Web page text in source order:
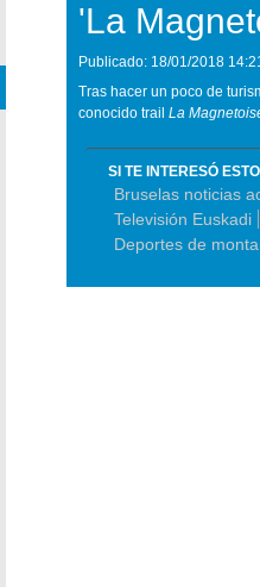
'La
Publicado: 18/01/2018
Tras hacer un poco de
conocido trail La
SI TE INTERESÓ
Bruselas noticias
Televisión Euskadi
Deportes de